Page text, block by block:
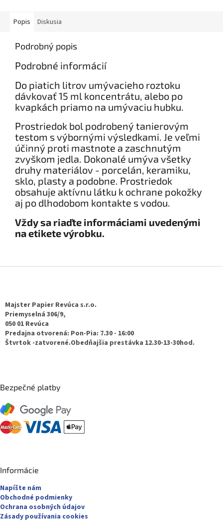
Popis Diskusia
Podrobný popis
Podrobné informácií
​Do piatich litrov umývacieho roztoku
dávkovať 15 ml koncentrátu, alebo po
kvapkách priamo na umývaciu hubku.
Prostriedok bol podrobený tanierovým
testom s výbornými výsledkami. Je veľmi
účinný proti mastnote a zaschnutým
zvyškom jedla. Dokonalé umýva všetky
druhy materiálov - porcelán, keramiku,
sklo, plasty a podobne. Prostriedok
obsahuje aktívnu látku k ochrane pokožky
aj po dlhodobom kontakte s vodou.
Vždy sa riaďte informáciami uvedenými
na etikete výrobku.​
Majster Papier Revúca s.r.o.
Priemyselná 306/9,
050 01 Revúca
Predajna otvorená: Pon-Pia: 7.30 - 16:00
Štvrtok -zatvorené.Obedňajšia prestávka 12.30-13-30hod.
Bezpečné platby
Informácie
Napíšte nám
Obchodné podmienky
Ochrana osobných údajov
Zásady používania cookies